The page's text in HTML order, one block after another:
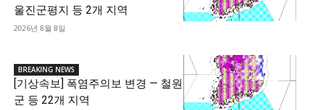
울진군평지 등 2개 지역
2026년 8월 8일
BREAKING NEWS
[기상속보] 폭염주의보 변경 — 철원
군 등 22개 지역